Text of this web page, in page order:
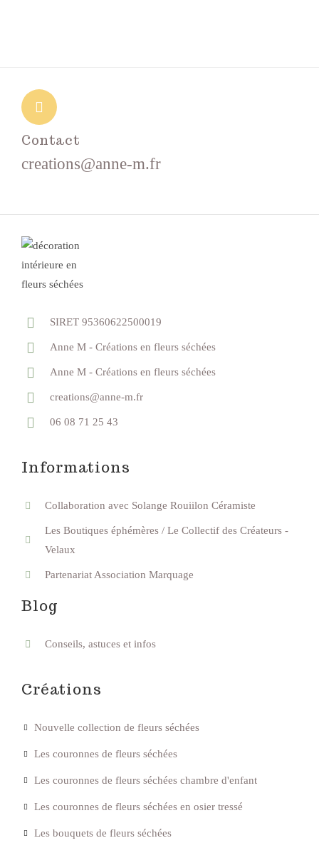
Contact
creations@anne-m.fr
SIRET 95360622500019
Anne M - Créations en fleurs séchées
Anne M - Créations en fleurs séchées
creations@anne-m.fr
06 08 71 25 43
Informations
Collaboration avec Solange Rouiilon Céramiste
Les Boutiques éphémères / Le Collectif des Créateurs -
Velaux
Partenariat Association Marquage
Blog
Conseils, astuces et infos
Créations
Nouvelle collection de fleurs séchées
Les couronnes de fleurs séchées
Les couronnes de fleurs séchées chambre d'enfant
Les couronnes de fleurs séchées en osier tressé
Les bouquets de fleurs séchées